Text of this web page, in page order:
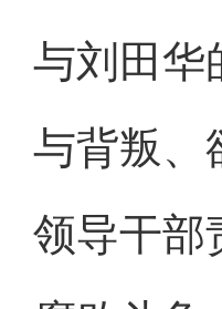
与刘田华
与背叛、
领导干部